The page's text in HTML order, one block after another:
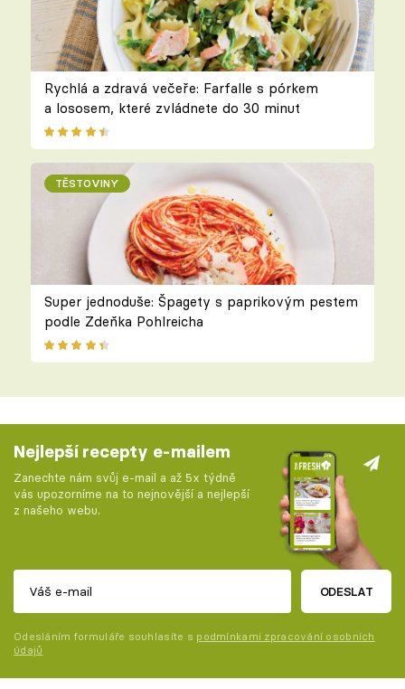
Rychlá a zdravá večeře: Farfalle s pórkem
a lososem, které zvládnete do 30 minut
TĚSTOVINY
Super jednoduše: Špagety s paprikovým pestem
podle Zdeňka Pohlreicha
Nejlepší recepty e-mailem
Zanechte nám svůj e-mail a až 5x týdně
vás upozorníme na to nejnovější a nejlepší
z našeho webu.
ODESLAT
Odesláním formuláře souhlasíte s podmínkami zpracování osobních
údajů